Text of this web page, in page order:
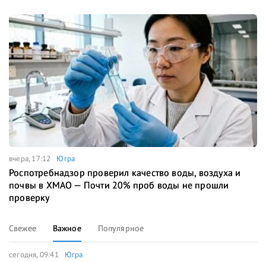
вчера, 17:12 Югра
Роспотребнадзор проверил качество воды, воздуха и
почвы в ХМАО — Почти 20% проб воды не прошли
проверку
Свежее Важное Популярное
сегодня, 09:41 Югра